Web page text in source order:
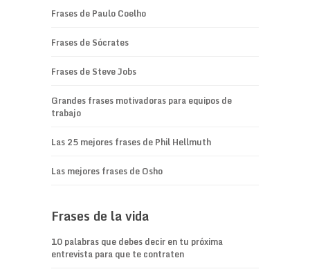
Frases de Paulo Coelho
Frases de Sócrates
Frases de Steve Jobs
Grandes frases motivadoras para equipos de
trabajo
Las 25 mejores frases de Phil Hellmuth
Las mejores frases de Osho
Frases de la vida
10 palabras que debes decir en tu próxima
entrevista para que te contraten